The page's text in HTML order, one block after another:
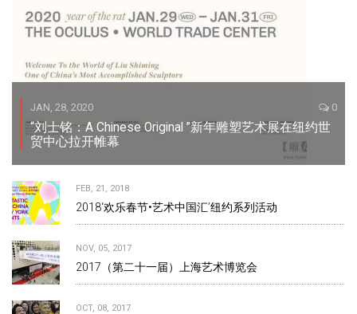
JAN, 28, 2020 0
“刘士铭：A Chinese Original ”新年雕塑艺术展在纽约世
贸中心拉开帷幕
FEB, 21, 2018
2018‘欢乐春节•艺术中国汇’纽约系列活动
NOV, 05, 2017
2017（第二十一届）上海艺术博览会
OCT, 08, 2017